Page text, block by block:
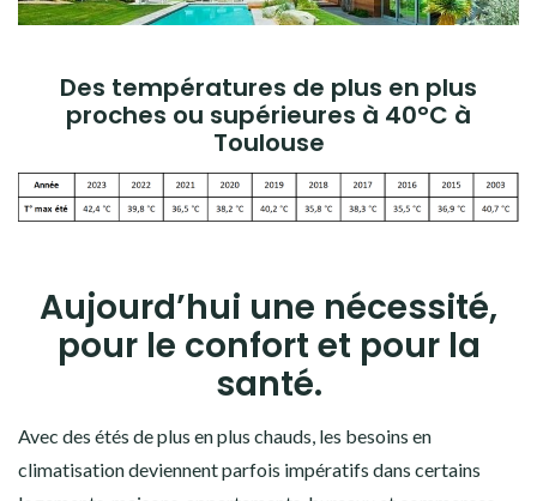
Des températures de plus en plus
proches ou supérieures à 40°C à
Toulouse
Aujourd’hui une nécessité,
pour le confort et pour la
santé.
Avec des étés de plus en plus chauds, les besoins en
climatisation deviennent parfois impératifs dans certains